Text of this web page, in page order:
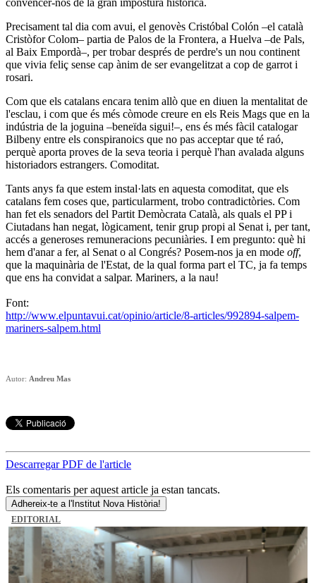
Precisament tal dia com avui, el genovès Cristóbal Colón –el català
Cristòfor Colom– partia de Palos de la Frontera, a Huelva –de Pals,
al Baix Empordà–, per trobar després de perdre's un nou continent
que vivia feliç sense cap ànim de ser evangelitzat a cop de garrot i
rosari.
Com que els catalans encara tenim allò que en diuen la mentalitat de
l'esclau, i com que és més còmode creure en els Reis Mags que en la
indústria de la joguina –beneïda sigui!–, ens és més fàcil catalogar
Bilbeny entre els conspiranoics que no pas acceptar que té raó,
perquè aporta proves de la seva teoria i perquè l'han avalada alguns
historiadors estrangers. Comoditat.
Tants anys fa que estem instal·lats en aquesta comoditat, que els
catalans fem coses que, particularment, trobo contradictòries. Com
han fet els senadors del Partit Demòcrata Català, als quals el PP i
Ciutadans han negat, lògicament, tenir grup propi al Senat i, per tant,
accés a generoses remuneracions pecuniàries. I em pregunto: què hi
hem d'anar a fer, al Senat o al Congrés? Posem-nos ja en mode off,
que la maquinària de l'Estat, de la qual forma part el TC, ja fa temps
que ens ha convidat a salpar. Mariners, a la nau!
Font:
http://www.elpuntavui.cat/opinio/article/8-articles/992894-salpem-
mariners-salpem.html
Autor: Andreu Mas
Descarregar PDF de l'article
Els comentaris per aquest article ja estan tancats.
Adhereix-te a l'Institut Nova Història!
EDITORIAL